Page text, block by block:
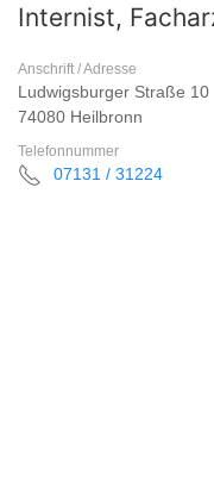
Internist,
Anschrift / Adresse
Ludwigsburger Straße 10
74080 Heilbronn
Telefonnummer
07131 / 31224